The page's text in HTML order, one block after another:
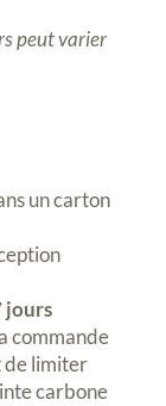
peut varier
un carton
jours
commande
de limiter
carbone